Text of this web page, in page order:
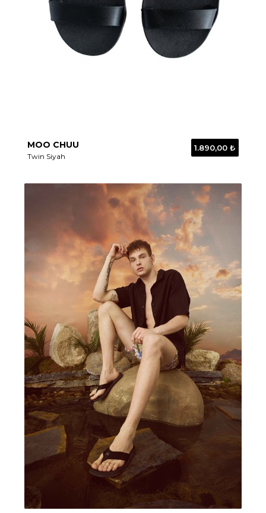
MOO CHUU
Twin Siyah
1.890,00 ₺